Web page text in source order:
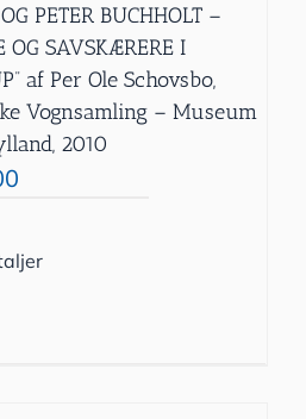
PETER BUCHHOLT –
OG SAVSKÆRERE I
af Per Ole Schovsbo,
Vognsamling – Museum
2010